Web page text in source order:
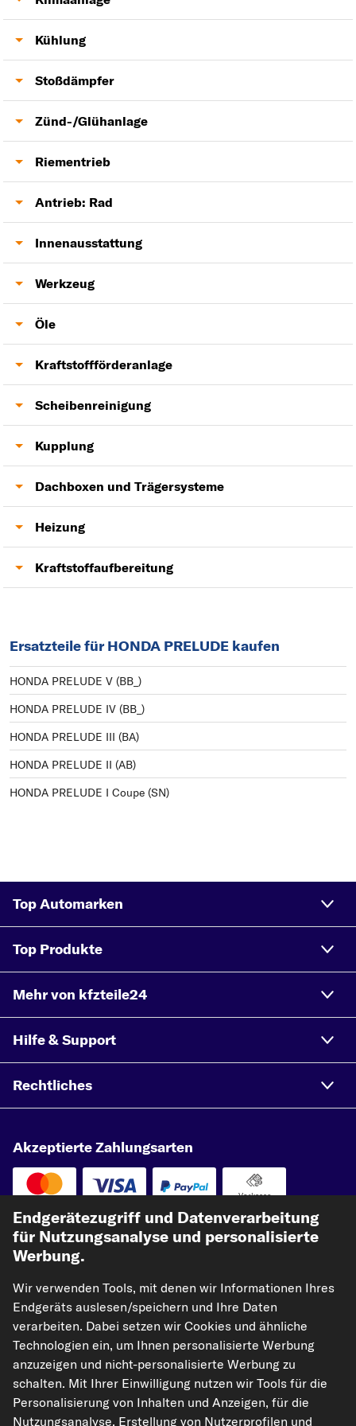
Stoßstange
Zylinderkopfdichtung
Motorlager
Klimakondensator
Klimakompressor
Kühlung
Wasserpumpe
Thermostat
Kühler
Stoßdämpfer
Domlager
Stoßdämpfer
Zünd-/Glühanlage
Zündspule
Zündkerzen
Glühkerzen
Riementrieb
Zahnriemensatz
Keilrippenriemen
Antrieb: Rad
Antriebswelle
Innenausstattung
Fensterheber
Heckklappendämpfer
Werkzeug
Lambdasonde
Öle
Motoröl
Kraftstoffförderanlage
Kraftstoffpumpe
Scheibenreinigung
Scheibenwischer
Kupplung
Kupplung
Dachboxen und Trägersysteme
Anhängerkupplung
Heizung
Gebläsemotor
Kraftstoffaufbereitung
Ersatzteile für HONDA PRELUDE kaufen
HONDA PRELUDE V (BB_)
HONDA PRELUDE IV (BB_)
HONDA PRELUDE III (BA)
HONDA PRELUDE II (AB)
HONDA PRELUDE I Coupe (SN)
Top Automarken
Top Produkte
Mehr von kfzteile24
Hilfe & Support
Rechtliches
Akzeptierte Zahlungsarten
Vorkasse
Unsere Versandpartner
kfzteile24.de carpardoo.nl
carpardoo.fr
carpardoo.dk
Endgerätezugriff und Datenverarbeitung
für Nutzungsanalyse und personalisierte
Werbung.
Wir verwenden Tools, mit denen wir Informationen Ihres
Endgeräts auslesen/speichern und Ihre Daten
verarbeiten. Dabei setzen wir Cookies und ähnliche
Technologien ein, um Ihnen personalisierte Werbung
anzuzeigen und nicht-personalisierte Werbung zu
schalten. Mit Ihrer Einwilligung nutzen wir Tools für die
Personalisierung von Inhalten und Anzeigen, für die
Nutzungsanalyse, Erstellung von Nutzerprofilen und